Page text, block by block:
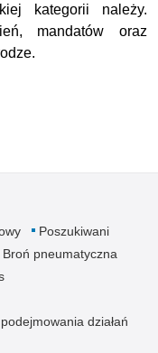
kategorii należy.
mandatów oraz
Poszukiwani
Broń pneumatyczna
działań